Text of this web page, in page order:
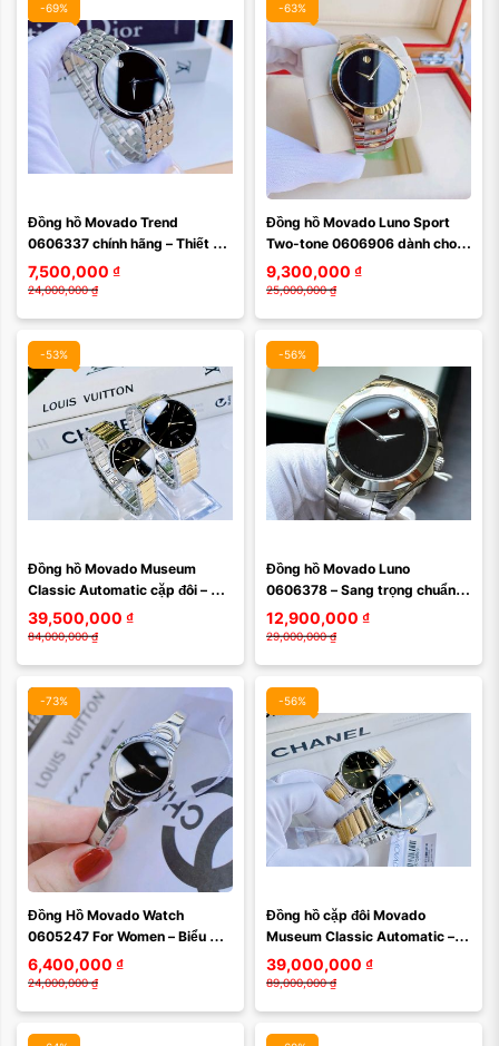
-69%
Đồng hồ Movado Trend
0606337 chính hãng – Thiết kế
tối giản đậm chất Thụy Sĩ, giá
tốt hiếm có
7,500,000 ₫
24,000,000 ₫
-63%
Đồng hồ Movado Luno Sport
Two-tone 0606906 dành cho
nam – Sự kết hợp hoàn hảo
giữa sang trọng và ...
9,300,000 ₫
25,000,000 ₫
-53%
Đồng hồ Movado Museum
Classic Automatic cặp đôi –
Phiên bản hiếm, thiết kế sang
trọng, đậm dấu ...
39,500,000 ₫
84,000,000 ₫
-56%
Đồng hồ Movado Luno
0606378 – Sang trọng chuẩn
Thụy Sĩ, cơ hội sở hữu với mức
giá cực hiếm
12,900,000 ₫
29,000,000 ₫
-73%
Đồng Hồ Movado Watch
0605247 For Women – Biểu
Tượng Tối Giản Chuẩn Thụy Sỹ
Dành Cho Phái Nữ
6,400,000 ₫
24,000,000 ₫
-56%
Đồng hồ cặp đôi Movado
Museum Classic Automatic –
Biểu tượng sang chảnh bậc
nhất của Movado ...
39,000,000 ₫
89,000,000 ₫
Màu mặt:
Xóa